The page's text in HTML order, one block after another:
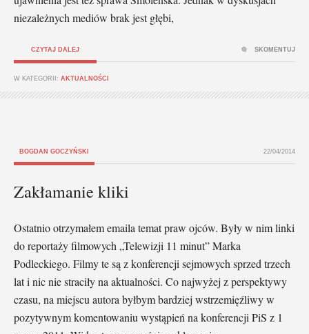
niezależnych mediów brak jest głębi,
CZYTAJ DALEJ
W KATEGORII: AKTUALNOŚCI
SKOMENTUJ
BOGDAN GOCZYŃSKI 22/04/2014
Zakłamanie kliki
Ostatnio otrzymałem emaila temat praw ojców. Były w nim linki
do reportaży filmowych „Telewizji 11 minut” Marka
Podleckiego. Filmy te są z konferencji sejmowych sprzed trzech
lat i nic nie straciły na aktualności. Co najwyżej z perspektywy
czasu, na miejscu autora byłbym bardziej wstrzemięźliwy w
pozytywnym komentowaniu wystąpień na konferencji PiS z 1